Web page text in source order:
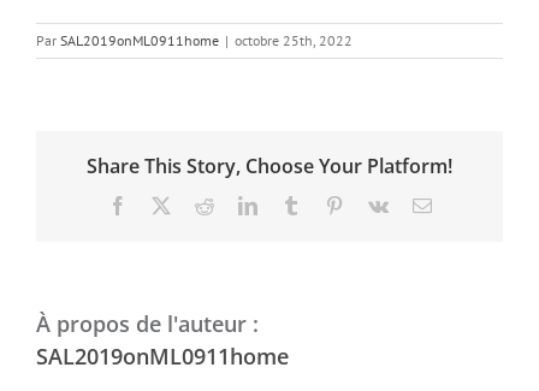
Par SAL2019onML0911home | octobre 25th, 2022
Share This Story, Choose Your Platform!
Facebook RedditLinkedInTumblr Pinterest
Vk Email
À propos de l'auteur :
SAL2019onML0911home